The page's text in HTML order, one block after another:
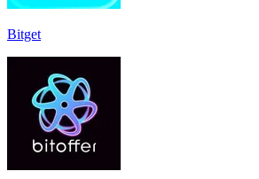
Bitget